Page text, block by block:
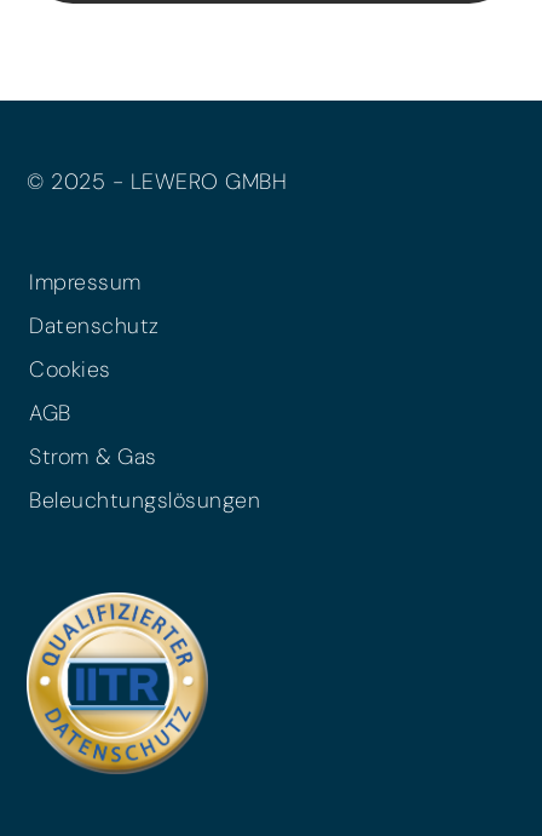
© 2025 - LEWERO GMBH
Impressum
Datenschutz
Cookies
AGB
Strom & Gas
Beleuchtungslösungen